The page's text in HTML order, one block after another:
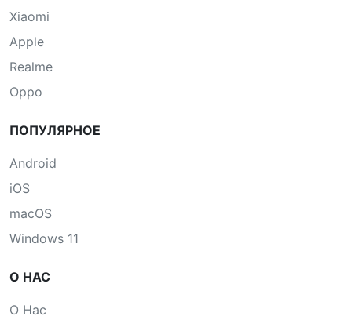
Xiaomi
Apple
Realme
Oppo
ПОПУЛЯРНОЕ
Android
iOS
macOS
Windows 11
О НАС
О Нас